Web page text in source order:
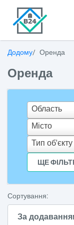
Додому Оренда
Оренда
Область
Місто
Тип об'єкту
ЩЕ
Сортування:
За